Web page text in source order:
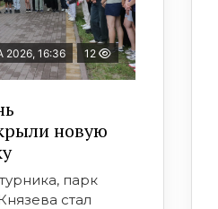
2026, 16:36 12
новую
парк
стал